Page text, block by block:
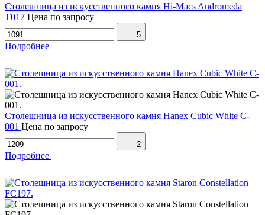
Столешница из искусственного камня Hi-Macs Andromeda
T017 Цена по запросу
5
Подробнее
Столешница из искусственного камня Hanex Cubic White C-
001 Цена по запросу
2
Подробнее